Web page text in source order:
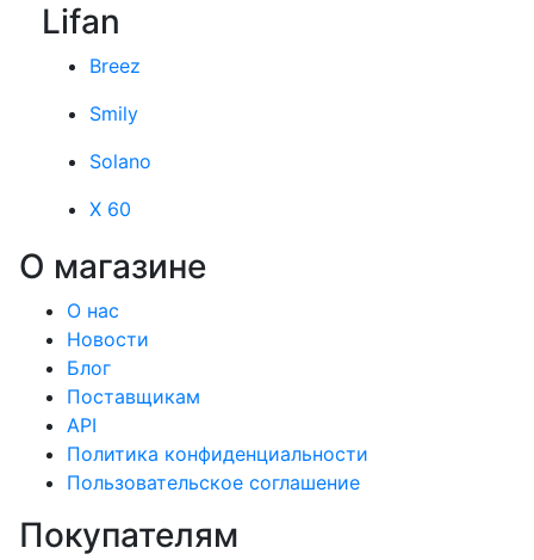
Lifan
Breez
Smily
Solano
X 60
О магазине
О нас
Новости
Блог
Поставщикам
API
Политика конфиденциальности
Пользовательское соглашение
Покупателям